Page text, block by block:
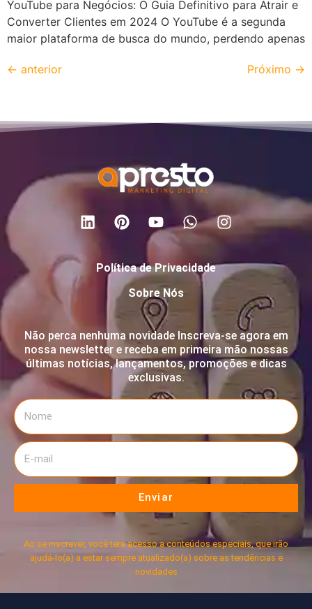
YouTube para Negócios: O Guia Definitivo para Atrair e
Converter Clientes em 2024 O YouTube é a segunda
maior plataforma de busca do mundo, perdendo apenas
← anterior Próximo →
Política de Privacidade
Sobre Nós
Não perca nenhuma novidade Inscreva-se agora em
nossa newsletter e receba em primeira mão nossas
últimas notícias, lançamentos, promoções e dicas
exclusivas.
Enviar
Ao se inscrever, você terá acesso a conteúdos especiais, que irão
ajudá-lo(a) a estar sempre atualizado(a) sobre as tendências e
novidades